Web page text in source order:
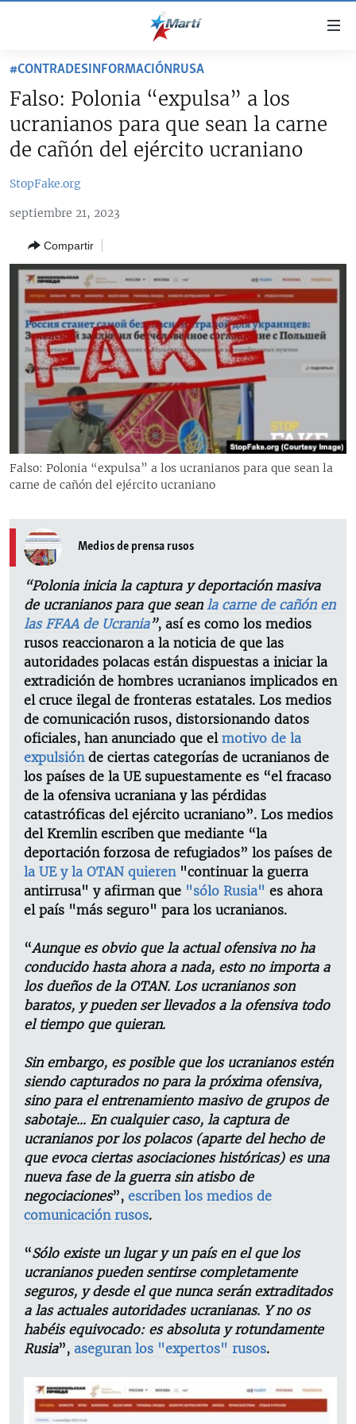
accesibilidad
contenido
principal
navegación
principal
búsqueda
SOBRE CUBA
ESTADOS UNIDOS
DEPORTES
ARTE Y ENTRETENIMIENTO
OPINIÓN GRÁFICA
AUDIOVISUALES MARTÍ
RADIO MARTÍ
ESPECIALES
ESPECIALES
LA REALIDAD DE LA VIVIENDA EN CUBA
SER VIEJO EN CUBA
LOS SANTOS DE HIALEAH
DESINFORMACIÓN RUSA EN AMÉRICA LATINA
LA INVASIÓN DE RUSIA A UCRANIA
MULTIMEDIA
EDITORIALES
#CONTRADESINFORMACIÓNRUSA
Falso: Polonia “expulsa” a los
ucranianos para que sean la carne
de cañón del ejército ucraniano
StopFake.org
septiembre 21, 2023
Compartir
Falso: Polonia “expulsa” a los ucranianos para que sean la
carne de cañón del ejército ucraniano
Medios de prensa rusos
“Polonia inicia la captura y deportación masiva
de ucranianos para que seanla carne de cañón en
las FFAA de Ucrania”, así es como los medios
rusos reaccionaron a la noticia de que las
autoridades polacas están dispuestas a iniciar la
extradición de hombres ucranianos implicados en
el cruce ilegal de fronteras estatales. Los medios
de comunicación rusos, distorsionando datos
oficiales, han anunciado que el motivo de la
expulsiónde ciertas categorías de ucranianos de
los países de la UE supuestamente es “el fracaso
de la ofensiva ucraniana y las pérdidas
catastróficas del ejército ucraniano”. Los medios
del Kremlin escriben que mediante “la
deportación forzosa de refugiados” los países de
la UE y la OTAN quieren"continuar la guerra
antirrusa" y afirman que "sólo Rusia" es ahora
el país "más seguro" para los ucranianos.
“Aunque es obvio que la actual ofensiva no ha
conducido hasta ahora a nada, esto no importa a
los dueños de la OTAN. Los ucranianos son
baratos, y pueden ser llevados a la ofensiva todo
el tiempo que quieran.
Sin embargo, es posible que los ucranianos estén
siendo capturados no para la próxima ofensiva,
sino para el entrenamiento masivo de grupos de
sabotaje... En cualquier caso, la captura de
ucranianos por los polacos (aparte del hecho de
que evoca ciertas asociaciones históricas) es una
nueva fase de la guerra sin atisbo de
negociaciones”, escriben los medios de
comunicación rusos.
“Sólo existe un lugar y un país en el que los
ucranianos pueden sentirse completamente
seguros, y desde el que nunca serán extraditados
a las actuales autoridades ucranianas. Y no os
habéis equivocado: es absoluta y rotundamente
Rusia”, aseguran los "expertos" rusos.